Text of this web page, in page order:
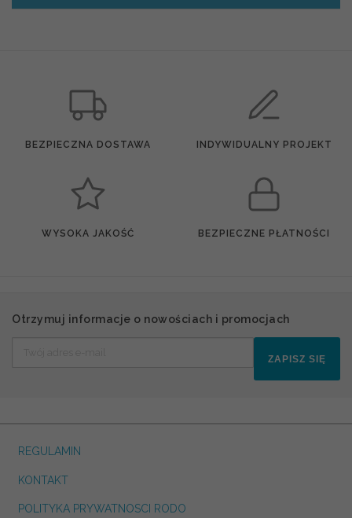
BEZPIECZNA DOSTAWA INDYWIDUALNY PROJEKT
WYSOKA JAKOŚĆ BEZPIECZNE PŁATNOŚCI
Otrzymuj informacje o nowościach i promocjach
ZAPISZ SIĘ
REGULAMIN
KONTAKT
POLITYKA PRYWATNOSCI RODO